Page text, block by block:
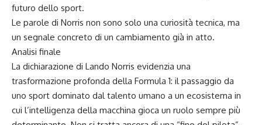
futuro dello sport.
Le parole di Norris non sono solo una curiosità tecnica, ma
un segnale concreto di un cambiamento già in atto.
Analisi finale
La dichiarazione di Lando Norris evidenzia una
trasformazione profonda della Formula 1: il passaggio da
uno sport dominato dal talento umano a un ecosistema in
cui l’intelligenza della macchina gioca un ruolo sempre più